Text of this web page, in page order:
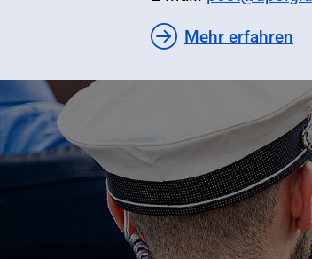
Mehr erfahren